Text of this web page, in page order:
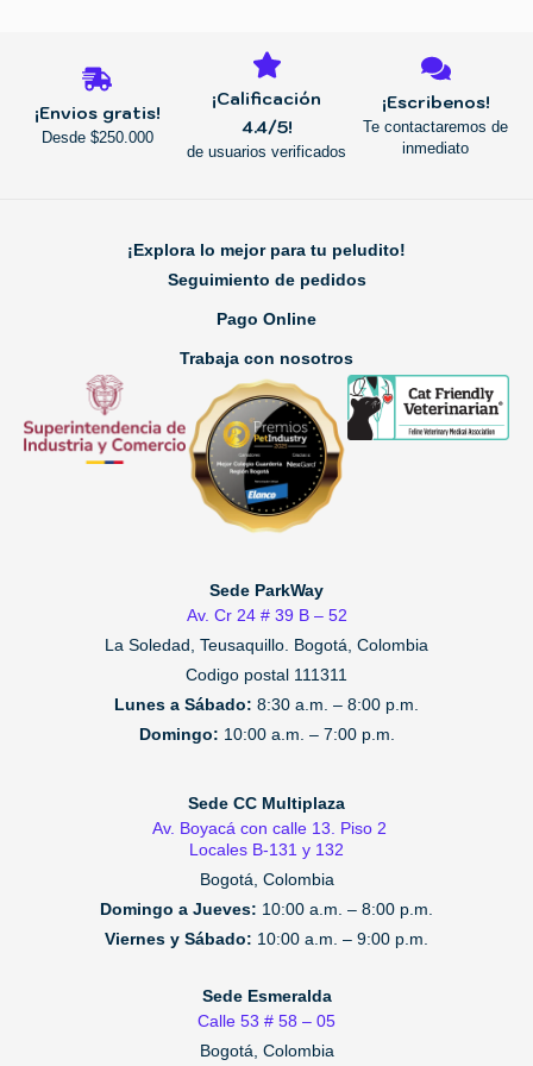
¡Envios gratis!
Desde $250.000
¡Calificación
4.4/5!
de usuarios verificados
¡Escribenos!
Te contactaremos de
inmediato
¡Explora lo mejor para tu peludito!
Seguimiento de pedidos
Pago Online
Trabaja con nosotros
Sede ParkWay
Av. Cr 24 # 39 B – 52
La Soledad, Teusaquillo. Bogotá, Colombia
Codigo postal 111311
Lunes a Sábado: 8:30 a.m. – 8:00 p.m.
Domingo: 10:00 a.m. – 7:00 p.m.
Sede CC Multiplaza
Av. Boyacá con calle 13. Piso 2
Locales B-131 y 132
Bogotá, Colombia
Domingo a Jueves: 10:00 a.m. – 8:00 p.m.
Viernes y Sábado: 10:00 a.m. – 9:00 p.m.
Sede Esmeralda
Calle 53 # 58 – 05
Bogotá, Colombia